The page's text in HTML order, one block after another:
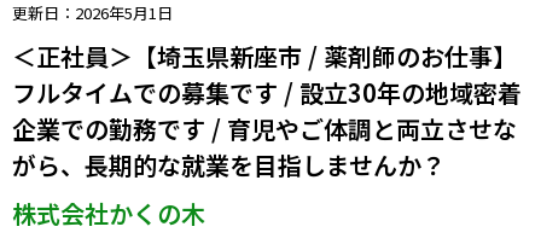
更新日：2026年5月1日
＜正社員＞【埼玉県新座市 / 薬剤師のお仕事】
フルタイムでの募集です / 設立30年の地域密着
企業での勤務です / 育児やご体調と両立させな
がら、長期的な就業を目指しませんか？
株式会社かくの木
就転職支援サービス
障害者専門の就転職支援サービス
障害者アスリート専門の就転職支援サービス
atGPトップ
各種サービス
求人を検索する
求人を紹介してもらう